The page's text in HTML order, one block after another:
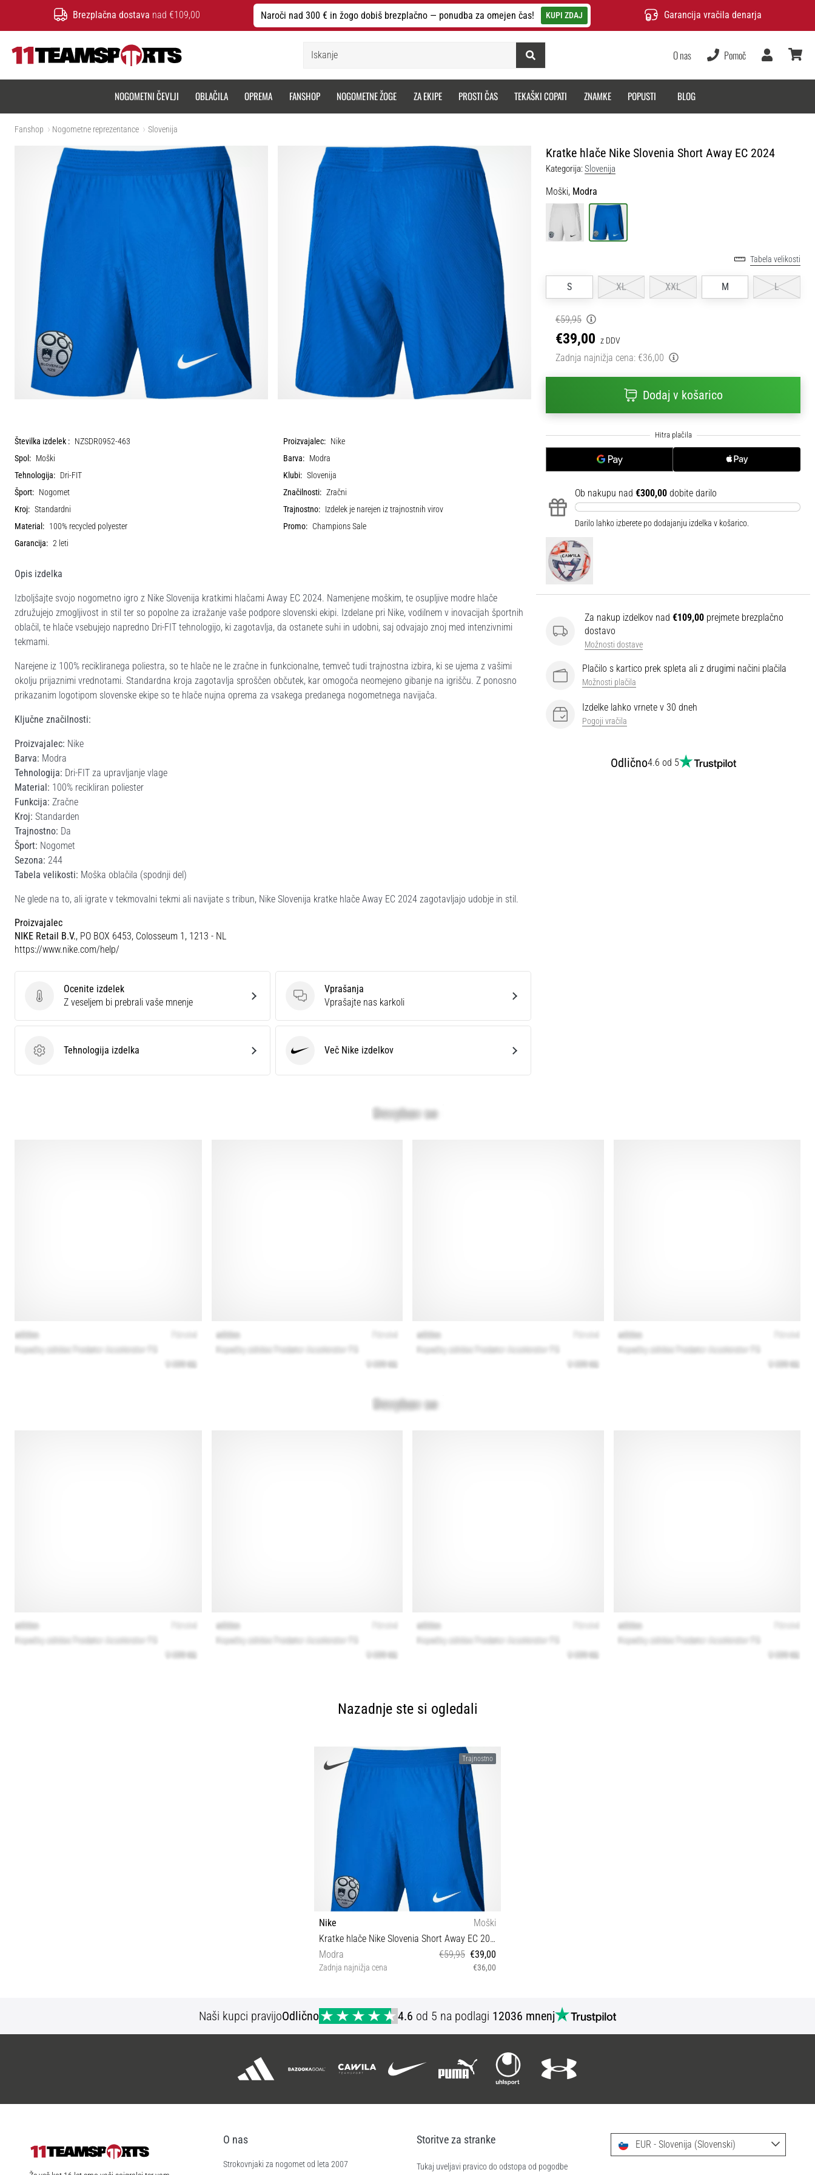
Brezplačna dostava nad €109,00 Naroči nad 300 € in žogo dobiš brezplačno — ponudba za omejen čas! KUPI ZDAJ Garancija vračila denarja
Iskanje
O nas Pomoč
Uporabnik
NOGOMETNI ČEVLJI OBLAČILA OPREMA FANSHOP NOGOMETNE ŽOGE ZA EKIPE PROSTI ČAS TEKAŠKI COPATI ZNAMKE POPUSTI BLOG
Fanshop Nogometne reprezentance Slovenija
Kratke hlače Nike Slovenia Short Away EC 2024
Kategorija:Slovenija
Moški, Modra
Tabela velikosti
S XL XXL M L
€59,95
€39,00 z DDV
Zadnja najnižja cena: €36,00
Dodaj v košarico
Ob nakupu nad €300,00 dobite darilo
Darilo lahko izberete po dodajanju izdelka v košarico.
Za nakup izdelkov nad €109,00 prejmete brezplačno
dostavo
Možnosti dostave
Plačilo s kartico prek spleta ali z drugimi načini plačila
Možnosti plačila
Izdelke lahko vrnete v 30 dneh
Pogoji vračila
Odlično4.6 od 5
Številka izdelek : NZSDR0952-463 Proizvajalec: Nike
Spol: Moški Barva: Modra
Tehnologija: Dri-FIT Klubi: Slovenija
Šport: Nogomet Značilnosti: Zračni
Kroj: Standardni Trajnostno: Izdelek je narejen iz trajnostnih virov
Material: 100% recycled polyester Promo: Champions Sale
Garancija: 2 leti
Opis izdelka
Izboljšajte svojo nogometno igro z Nike Slovenija kratkimi hlačami Away EC 2024. Namenjene moškim, te osupljive modre hlače
združujejo zmogljivost in stil ter so popolne za izražanje vaše podpore slovenski ekipi. Izdelane pri Nike, vodilnem v inovacijah športnih
oblačil, te hlače vsebujejo napredno Dri-FIT tehnologijo, ki zagotavlja, da ostanete suhi in udobni, saj odvajajo znoj med intenzivnimi
tekmami.
Narejene iz 100% recikliranega poliestra, so te hlače ne le zračne in funkcionalne, temveč tudi trajnostna izbira, ki se ujema z vašimi
okolju prijaznimi vrednotami. Standardna kroja zagotavlja sproščen občutek, kar omogoča neomejeno gibanje na igrišču. Z ponosno
prikazanim logotipom slovenske ekipe so te hlače nujna oprema za vsakega predanega nogometnega navijača.
Ključne značilnosti:
Proizvajalec: Nike
Barva: Modra
Tehnologija: Dri-FIT za upravljanje vlage
Material: 100% recikliran poliester
Funkcija: Zračne
Kroj: Standarden
Trajnostno: Da
Šport: Nogomet
Sezona: 244
Tabela velikosti: Moška oblačila (spodnji del)
Ne glede na to, ali igrate v tekmovalni tekmi ali navijate s tribun, Nike Slovenija kratke hlače Away EC 2024 zagotavljajo udobje in stil.
Proizvajalec
NIKE Retail B.V., PO BOX 6453, Colosseum 1, 1213 - NL
https://www.nike.com/help/
Ocenite izdelek
Ocenite izdelek
Z veseljem bi prebrali vaše mnenje
Vprašanja
Vprašanja
Vprašajte nas karkoli
Tehnologija izdelka
Tehnologija izdelka Več Nike izdelkov
Nazadnje ste si ogledali
Trajnostno
Nike
Moški
Kratke hlače Nike Slovenia Short Away EC 2024
Modra
€59,95 €39,00
Zadnja najnižja cena €36,00
Naši kupci pravijoOdlično 4.6 od 5 na podlagi 12036 mnenj
O nas
Strokovnjaki za nogomet od leta 2007
Storitve za stranke
Tukaj uveljavi pravico do odstopa od pogodbe
EUR - Slovenija (Slovenski)